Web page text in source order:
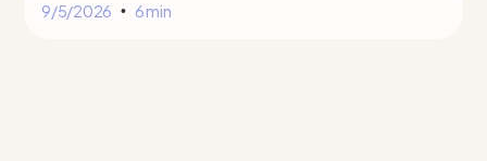
9/5/2026 • 6 min